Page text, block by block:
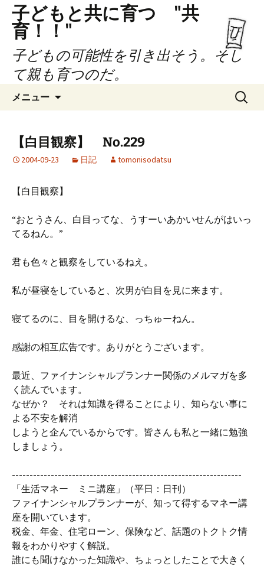
子どもと共に育つ "共
育！！"
子どもの可能性を引き出そう。そし
て親も育つのだ。
メニュー
ン
ツ
キ
検
索:
【白目観察】 No.229
2004-09-23 日記 tomonisodatsu
【白目観察】
“おとうさん、白目ってな、うすーいあかいせんがはいっ
てるねん。”
君も色々と観察をしているねえ。
私が昼寝をしていると、次男が白目を見に来ます。
寝てるのに、目を開けるな、っちゅーねん。
感謝の相互広告です。ありがとうございます。
最近、ファイナンシャルプランナー関係のメルマガを多
く読んでいます。
なぜか？ それは知識を得ることにより、知らない事に
よる不安を解消
しようと企んでいるからです。皆さんも私と一緒に勉強
しましょう。
-----------------------------------------------------------------
「生活マネー ミニ講座」（平日：日刊）
ファイナンシャルプランナーが、知って得するマネー講
座を開いています。
税金、年金、住宅ローン、保険など、話題のトクトク情
報をわかりやすく解説。
誰にも聞けなかった知識や、ちょっとしたことで大きく